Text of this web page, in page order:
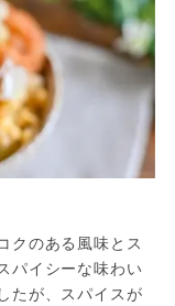
クのある風味とス
パイシーな味わい
たが、スパイスが